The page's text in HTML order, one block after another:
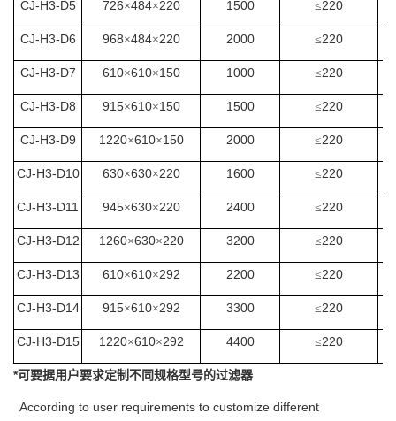
CJ-H3-D5 726×484×220 1500 ≤220
CJ-H3-D6 968×484×220 2000 ≤220
CJ-H3-D7 610×610×150 1000 ≤220
CJ-H3-D8 915×610×150 1500 ≤220
CJ-H3-D9 1220×610×150 2000 ≤220
CJ-H3-D10 630×630×220 1600 ≤220
CJ-H3-D11 945×630×220 2400 ≤220
CJ-H3-D12 1260×630×220 3200 ≤220
CJ-H3-D13 610×610×292 2200 ≤220
CJ-H3-D14 915×610×292 3300 ≤220
CJ-H3-D15 1220×610×292 4400 ≤220
*可要据用户要求定制不同规格型号的过滤器
According to user requirements to customize different